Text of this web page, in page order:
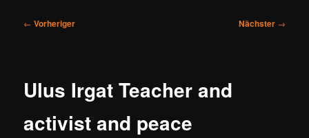
Beitragsnavigation
← Vorheriger Nächster →
Ulus Irgat Teacher and
activist and peace